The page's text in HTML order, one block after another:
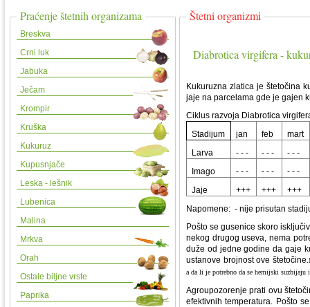
Praćenje štetnih organizama
Breskva
Crni luk
Jabuka
Ječam
Krompir
Kruška
Kukuruz
Kupusnjače
Leska - lešnik
Lubenica
Malina
Mrkva
Orah
Ostale biljne vrste
Paprika
Štetni organizmi
Diabrotica virgifera -
Kukuruzna zlatica je štetočina
jaje na parcelama gde je gajen
Ciklus razvoja Diabrotica
Stadijum
jan feb
mart
Larva
- - - - - -
- - -
Imago
- - - - - -
- - -
Jaje
+++ +++
+++
Napomene: - nije prisutan
Pošto se gusenice skoro
nekog drugog useva, nema
duže od jedne godine da gaje
ustanove brojnost ove štetočine.
a da li je potrebno da se hemijski suzbijaju
Agroupozorenje prati ovu
efektivnih temperatura. Pošto